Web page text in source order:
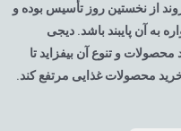
از نخستین روز تأسیس بوده و
به آن پایبند باشد. دیجی
و تنوع آن بیفزاید تا
خرید محصولات غذایی مرتفع کند.